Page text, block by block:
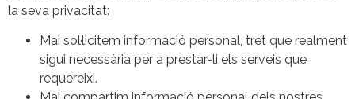
la seva privacitat:
Mai sol·licitem informació personal, tret que realment
sigui necessària per a prestar-li els serveis que
requereixi.